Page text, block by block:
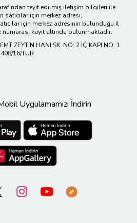
teyit edilmiş iletişim bilgileri ile
için merkez adresi;
için merkez adresinin bulunduğu il
kayıt altında bulunmaktadır.
ZEYTİN HANI SK. NO: 2 İÇ KAPI NO: 1
16/TUR
Uygulamamızı İndirin